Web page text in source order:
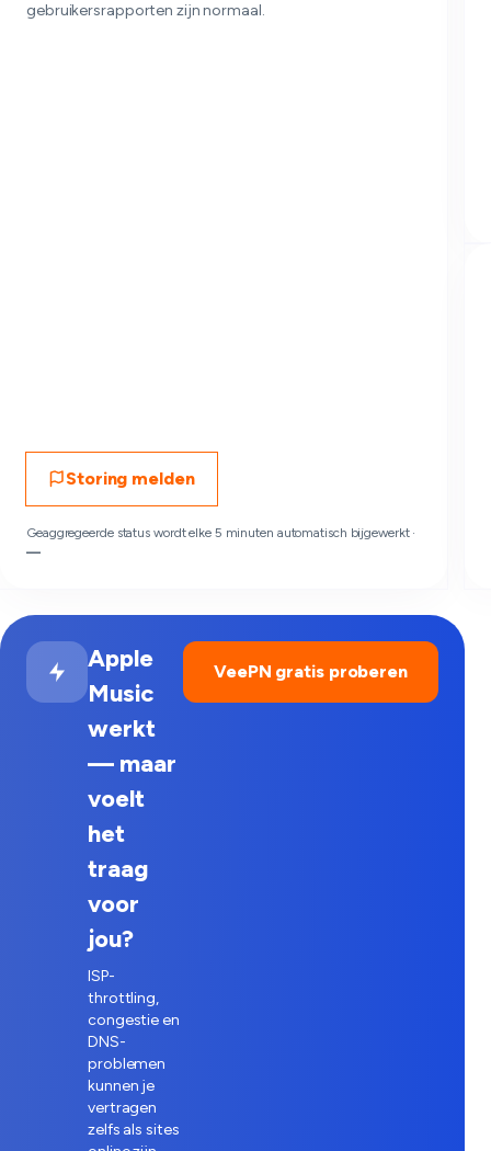
gebruikersrapporten zijn normaal.
Storing melden
Geaggregeerde status wordt elke 5 minuten automatisch bijgewerkt ·
—
Apple
Music
werkt
— maar
voelt
het
traag
voor
jou?
ISP-
throttling,
congestie en
DNS-
problemen
kunnen je
vertragen
zelfs als sites
VeePN gratis proberen